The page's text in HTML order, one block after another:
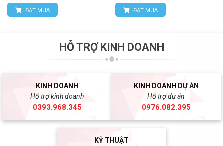
ĐẶT MUA ĐẶT MUA
HỖ TRỢ KINH DOANH
KINH DOANH
Hỗ trợ kinh doanh
0393.968.345
KINH DOANH DỰ ÁN
Hỗ trợ dự án
0976.082.395
KỸ THUẬT